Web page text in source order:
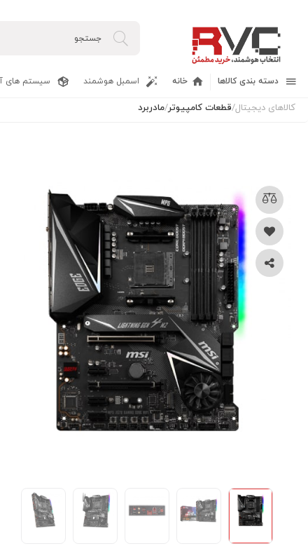
دسته بندی کالاها خانه اسمبل هوشمند سیستم های
کالاهای دیجیتال/قطعات کامپیوتر/مادربرد